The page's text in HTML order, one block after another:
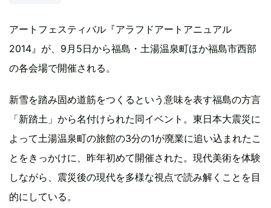
アートフェスティバル『アラフドアートアニュアル
2014』が、9月5日から福島・土湯温泉町ほか福島市西部
の各会場で開催される。
新雪を踏み固め道筋をつくるという意味を表す福島の方言
「新踏土」から名付けられた同イベント。東日本大震災に
よって土湯温泉町の旅館の3分の1が廃業に追い込まれたこ
とをきっかけに、昨年初めて開催された。現代美術を体験
しながら、震災後の現代を多様な視点で読み解くことを目
的にしている。